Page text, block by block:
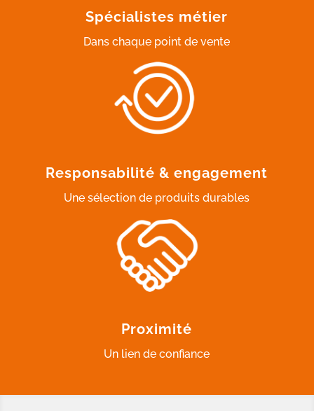
Spécialistes métier
Dans chaque point de vente
Responsabilité & engagement
Une sélection de produits durables
Proximité
Un lien de confiance